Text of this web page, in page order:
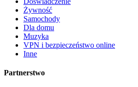
Żywność
Samochody
Dla domu
Muzyka
VPN i bezpieczeństwo online
Inne
Partnerstwo